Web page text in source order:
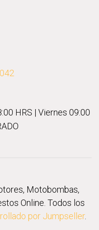
HRS | Viernes 09:00
Motobombas,
Online. Todos los
por Jumpseller.